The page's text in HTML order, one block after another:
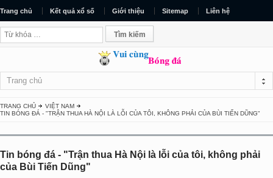
Trang chủ Kết quả xổ số Giới thiệu Sitemap Liên hệ
Trang chủ
TRANG CHỦ
VIỆT NAM
TIN BÓNG ĐÁ - "TRẬN THUA HÀ NỘI LÀ LỖI CỦA TÔI, KHÔNG PHẢI CỦA BÙI TIẾN DŨNG"
Tin bóng đá - "Trận thua Hà Nội là lỗi của tôi, không phải
của Bùi Tiến Dũng"